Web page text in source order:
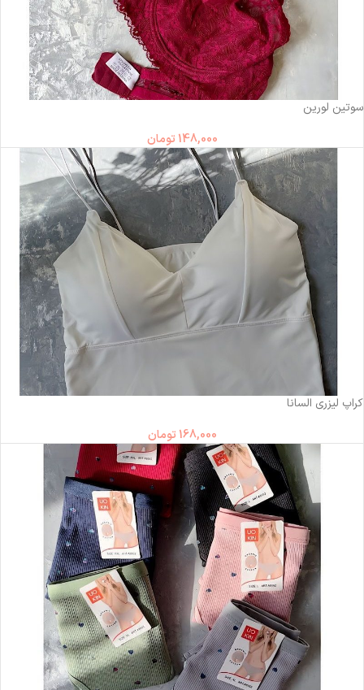
سوتین لورین
148,000 تومان
ناموجود
کراپ لیزری السانا
168,000 تومان